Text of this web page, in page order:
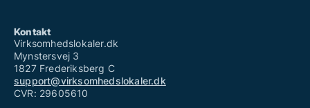
Kontakt
Virksomhedslokaler.dk
Mynstersvej 3
1827 Frederiksberg C
support@virksomhedslokaler.dk
CVR: 29605610